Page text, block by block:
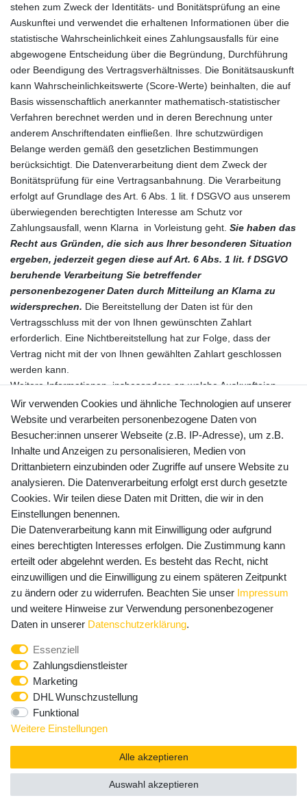
stehen zum Zweck der Identitäts- und Bonitätsprüfung an eine
Auskunftei und verwendet die erhaltenen Informationen über die
statistische Wahrscheinlichkeit eines Zahlungsausfalls für eine
abgewogene Entscheidung über die Begründung, Durchführung
oder Beendigung des Vertragsverhältnisses. Die Bonitätsauskunft
kann Wahrscheinlichkeitswerte (Score-Werte) beinhalten, die auf
Basis wissenschaftlich anerkannter mathematisch-statistischer
Verfahren berechnet werden und in deren Berechnung unter
anderem Anschriftendaten einfließen. Ihre schutzwürdigen
Belange werden gemäß den gesetzlichen Bestimmungen
berücksichtigt. Die Datenverarbeitung dient dem Zweck der
Bonitätsprüfung für eine Vertragsanbahnung. Die Verarbeitung
erfolgt auf Grundlage des Art. 6 Abs. 1 lit. f DSGVO aus unserem
überwiegenden berechtigten Interesse am Schutz vor
Zahlungsausfall, wenn Klarna in Vorleistung geht. Sie haben das
Recht aus Gründen, die sich aus Ihrer besonderen Situation
ergeben, jederzeit gegen diese auf Art. 6 Abs. 1 lit. f DSGVO
beruhende Verarbeitung Sie betreffender
personenbezogener Daten durch Mitteilung an Klarna zu
widersprechen. Die Bereitstellung der Daten ist für den
Vertragsschluss mit der von Ihnen gewünschten Zahlart
erforderlich. Eine Nichtbereitstellung hat zur Folge, dass der
Vertrag nicht mit der von Ihnen gewählten Zahlart geschlossen
werden kann.
Weitere Informationen, insbesondere an welche Auskunfteien
Klarna Ihre personenbezogenen Daten weitergibt finden Sie für
Deutschland unter
https://cdn.klarna.com/1.0/shared/content/legal/terms/0/de_de/cre
dit_rating_agenciesund für Österreich unter
https://cdn.klarna.com/1.0/shared/content/legal/terms/0/de_at/cre
dit_rating_agencies.
Allgemeine Informationen zu Klarna erhalten Sie für Deutschland
unter:https://www.klarna.com/de/
https://www.klarna.com/at/. Ihre Personenangaben werden von
Klarna in Übereinstimmung mit den geltenden
Datenschutzbestimmungen und entsprechend den Angaben in
Klarnas Datenschutzbestimmungen für Deutschland unter
https://cdn.klarna.com/1.0/shared/content/legal/terms/0/de_de/pri
vacy und für Österreich unter
https://cdn.klarna.com/1.0/shared/content/legal/terms/0/de_at/priv
Cookies
Textdateien, die im Internetbrowser bzw. vom Internetbrowser auf
dem Computersystem eines Nutzers gespeichert werden. Ruft ein
Nutzer eine Website auf, so kann ein Cookie auf dem
Betriebssystem des Nutzers gespeichert werden. Dieser Cookie
Wir verwenden Cookies und ähnliche Technologien auf unserer
Website und verarbeiten personenbezogene Daten von
Besucher:innen unserer Webseite (z.B. IP-Adresse), um z.B.
Inhalte und Anzeigen zu personalisieren, Medien von
Drittanbietern einzubinden oder Zugriffe auf unsere Website zu
analysieren. Die Datenverarbeitung erfolgt erst durch gesetzte
Cookies. Wir teilen diese Daten mit Dritten, die wir in den
Einstellungen benennen.
Die Datenverarbeitung kann mit Einwilligung oder aufgrund
eines berechtigten Interesses erfolgen. Die Zustimmung kann
erteilt oder abgelehnt werden. Es besteht das Recht, nicht
einzuwilligen und die Einwilligung zu einem späteren Zeitpunkt
zu ändern oder zu widerrufen. Beachten Sie unser Impressum
und weitere Hinweise zur Verwendung personenbezogener
Daten in unserer Daten­schutz­erklärung.
Essenziell
Zahlungsdienstleister
Marketing
DHL Wunschzustellung
Funktional
Weitere Einstellungen
Alle akzeptieren
Auswahl akzeptieren